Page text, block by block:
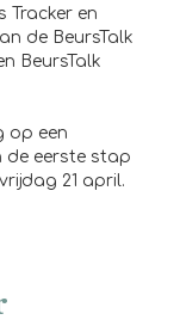
Tracker en
de BeursTalk
BeursTalk
op een
de eerste stap
21 april.